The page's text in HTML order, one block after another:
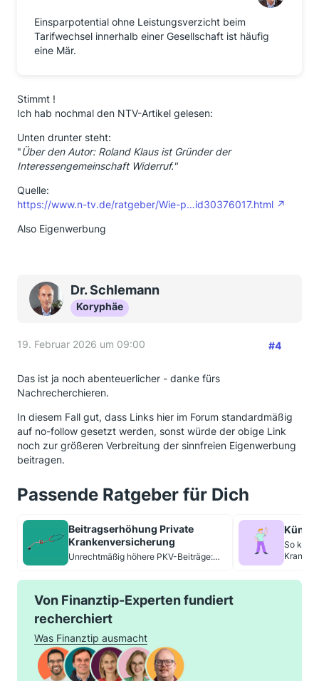
Einsparpotential ohne Leistungsverzicht beim
Tarifwechsel innerhalb einer Gesellschaft ist häufig
eine Mär.
Stimmt !
Ich hab nochmal den NTV-Artikel gelesen:
Unten drunter steht:
"Über den Autor: Roland Klaus ist Gründer der
Interessengemeinschaft Widerruf."
Quelle:
https://www.n-tv.de/ratgeber/Wie-p…id30376017.html
Also Eigenwerbung
Dr. Schlemann
Koryphäe
19. Februar 2026 um 09:00 #4
Das ist ja noch abenteuerlicher - danke fürs
Nachrecherchieren.
In diesem Fall gut, dass Links hier im Forum standardmäßig
auf no-follow gesetzt werden, sonst würde der obige Link
noch zur größeren Verbreitung der sinnfreien Eigenwerbung
beitragen.
Passende Ratgeber für Dich
Beitragserhöhung Private
Krankenversicherung
Unrechtmäßig höhere PKV-Beiträge:
So
Von Finanztip-Experten fundiert
recherchiert
Was Finanztip ausmacht